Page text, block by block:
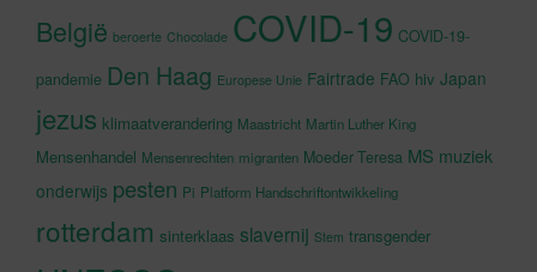
België beroerte Chocolade COVID-19 COVID-19-
pandemie Den Haag Europese Unie Fairtrade FAO hiv Japan
jezus klimaatverandering Maastricht Martin Luther King
Mensenhandel Mensenrechten migranten Moeder Teresa MS muziek
onderwijs pesten Pi Platform Handschriftontwikkeling
rotterdam sinterklaas slavernij Stem transgender